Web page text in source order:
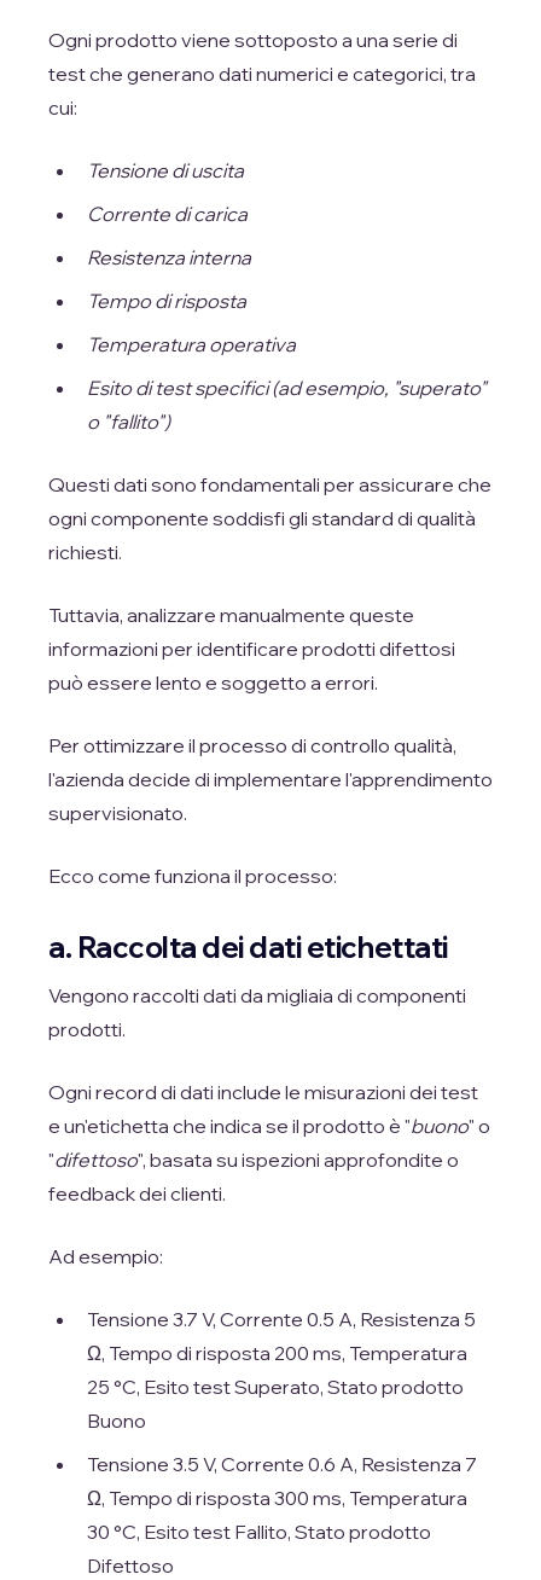
Ogni prodotto viene sottoposto a una serie di
test che generano dati numerici e categorici, tra
cui:
Tensione di uscita
Corrente di carica
Resistenza interna
Tempo di risposta
Temperatura operativa
Esito di test specifici (ad esempio, "superato"
o "fallito")
Questi dati sono fondamentali per assicurare che
ogni componente soddisfi gli standard di qualità
richiesti.
Tuttavia, analizzare manualmente queste
informazioni per identificare prodotti difettosi
può essere lento e soggetto a errori.
Per ottimizzare il processo di controllo qualità,
l'azienda decide di implementare l'apprendimento
supervisionato.
Ecco come funziona il processo:
a. Raccolta dei dati etichettati
Vengono raccolti dati da migliaia di componenti
prodotti.
Ogni record di dati include le misurazioni dei test
e un'etichetta che indica se il prodotto è "buono" o
"difettoso", basata su ispezioni approfondite o
feedback dei clienti.
Ad esempio:
Tensione 3.7 V, Corrente 0.5 A, Resistenza 5
Ω, Tempo di risposta 200 ms, Temperatura
25 °C, Esito test Superato, Stato prodotto
Buono
Tensione 3.5 V, Corrente 0.6 A, Resistenza 7
Ω, Tempo di risposta 300 ms, Temperatura
30 °C, Esito test Fallito, Stato prodotto
Difettoso